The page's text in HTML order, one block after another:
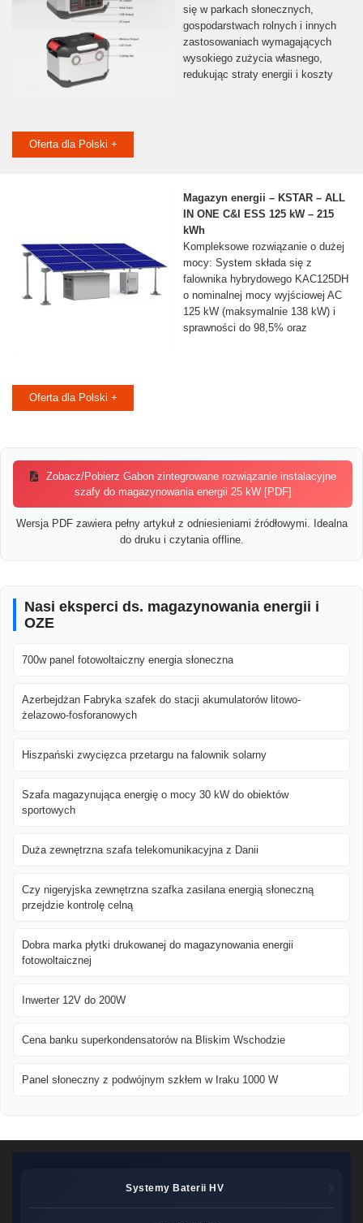
się w parkach słonecznych,
gospodarstwach rolnych i innych
zastosowaniach wymagających
wysokiego zużycia własnego,
redukując straty energii i koszty
Oferta dla Polski +
Magazyn energii – KSTAR – ALL
IN ONE C&I ESS 125 kW – 215
kWh
Kompleksowe rozwiązanie o dużej
mocy: System składa się z
falownika hybrydowego KAC125DH
o nominalnej mocy wyjściowej AC
125 kW (maksymalnie 138 kW) i
sprawności do 98,5% oraz
Oferta dla Polski +
Zobacz/Pobierz Gabon zintegrowane rozwiązanie instalacyjne
szafy do magazynowania energii 25 kW [PDF]
Wersja PDF zawiera pełny artykuł z odniesieniami źródłowymi. Idealna
do druku i czytania offline.
Nasi eksperci ds. magazynowania energii i
OZE
700w panel fotowoltaiczny energia słoneczna
Azerbejdżan Fabryka szafek do stacji akumulatorów litowo-
żelazowo-fosforanowych
Hiszpański zwycięzca przetargu na falownik solarny
Szafa magazynująca energię o mocy 30 kW do obiektów
sportowych
Duża zewnętrzna szafa telekomunikacyjna z Danii
Czy nigeryjska zewnętrzna szafka zasilana energią słoneczną
przejdzie kontrolę celną
Dobra marka płytki drukowanej do magazynowania energii
fotowoltaicznej
Inwerter 12V do 200W
Cena banku superkondensatorów na Bliskim Wschodzie
Panel słoneczny z podwójnym szkłem w Iraku 1000 W
Systemy Baterii HV